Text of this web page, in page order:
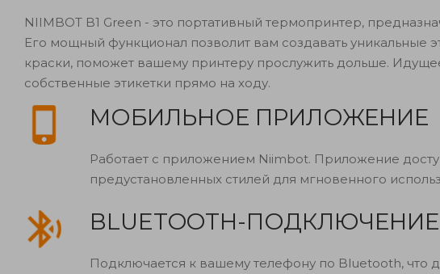
NIIMBOT B1 Green - это портативный термопринтер,
Его мощный функционал позволит вам создавать уникальные
краски, поможет вашему принтеру прослужить дольше.
собственные этикетки прямо на ходу.
МОБИЛЬНОЕ ПРИЛОЖЕНИЕ
Работает с приложением Niimbot. Приложение
предустановленных стилей для мгновенного
BLUETOOTH-ПОДКЛЮЧЕНИЕ
Подключается к вашему телефону по Bluetooth, что